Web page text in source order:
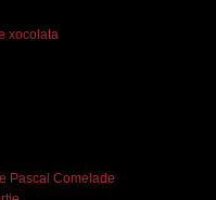
xocolata
Pascal Comelade